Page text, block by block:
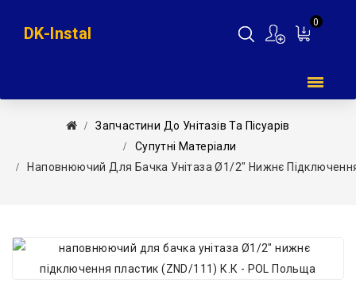
0
DK-Instal
Запчастини До Унітазів Та Пісуарів
Супутні Матеріали
Наповнюючий Для Бачка Унітаза Ø1/2″ Нижнє